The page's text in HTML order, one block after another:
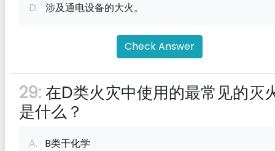
D. 涉及通电设备的大火。
Check Answer
29:在D类火灾中使用的最常见的灭
是什么？
A. B类干化学